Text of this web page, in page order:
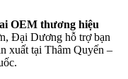
OEM thương hiệu
Đại Dương hỗ trợ bạn
xuất tại Thâm Quyến –